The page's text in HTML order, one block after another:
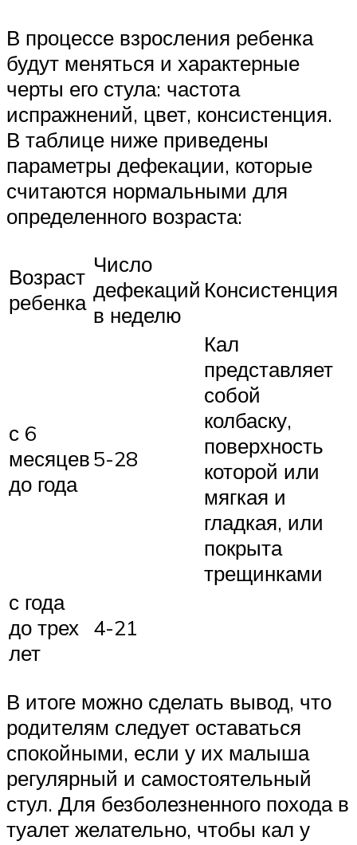
В процессе взросления ребенка
будут меняться и характерные
черты его стула: частота
испражнений, цвет, консистенция.
В таблице ниже приведены
параметры дефекации, которые
считаются нормальными для
определенного возраста:
Возраст
ребенка
Число
дефекаций
в неделю
Консистенция
с 6
месяцев
до года
5-28
Кал
представляет
собой
колбаску,
поверхность
которой или
мягкая и
гладкая, или
покрыта
трещинками
с года
до трех
лет
4-21
В итоге можно сделать вывод, что
родителям следует оставаться
спокойными, если у их малыша
регулярный и самостоятельный
стул. Для безболезненного похода в
туалет желательно, чтобы кал у